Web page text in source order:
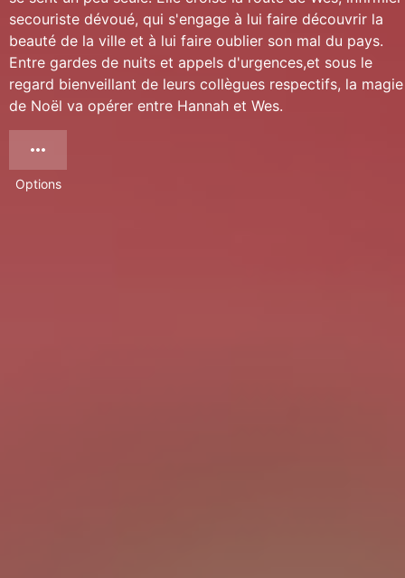
secouriste dévoué, qui s'engage à lui faire découvrir la
beauté de la ville et à lui faire oublier son mal du pays.
Entre gardes de nuits et appels d'urgences,et sous le
regard bienveillant de leurs collègues respectifs, la magie
de Noël va opérer entre Hannah et Wes.
Options